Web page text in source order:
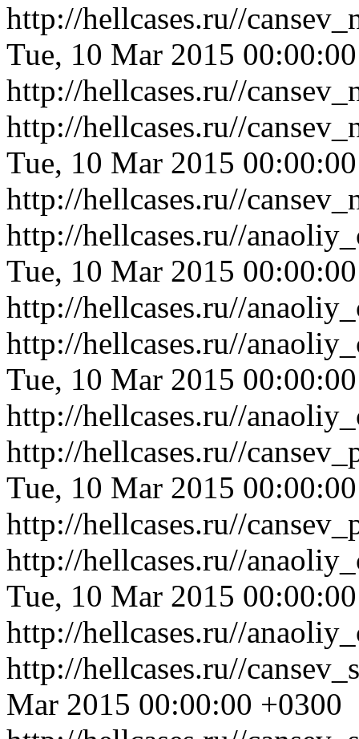
http://hellcases.ru//
Tue, 10 Mar 2015
http://hellcases.ru//
http://hellcases.ru//
Tue, 10 Mar 2015
http://hellcases.ru//
http://hellcases.ru//
Tue, 10 Mar 2015
http://hellcases.ru//
http://hellcases.ru//
Tue, 10 Mar 2015
http://hellcases.ru//
http://hellcases.ru//
Tue, 10 Mar 2015
http://hellcases.ru//
http://hellcases.ru//
Tue, 10 Mar 2015
http://hellcases.ru//
http://hellcases.ru//
Mar 2015 00:00:00 +0300